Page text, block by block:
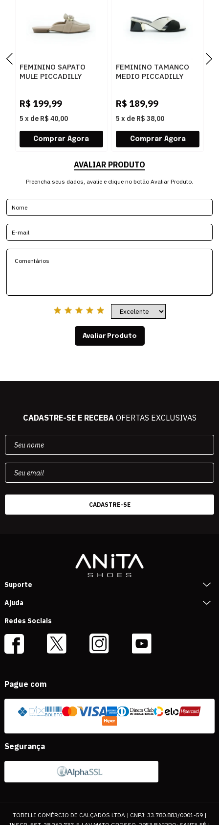
FEMININO SAPATO
MULE PICCADILLY
R$ 199,99
5 x de R$ 40,00
FEMININO TAMANCO
MEDIO PICCADILLY
R$ 189,99
5 x de R$ 38,00
AVALIAR PRODUTO
Preencha seus dados, avalie e clique no botão Avaliar Produto.
Avaliar Produto
CADASTRE-SE E RECEBAOFERTAS EXCLUSIVAS
Suporte
Ajuda
Redes Sociais
Pague com
Segurança
TOBELLI COMÉRCIO DE CALÇADOS LTDA | CNPJ: 33.780.883/0001-59 |